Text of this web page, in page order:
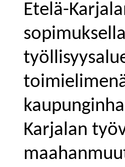
Etelä-
Karjalan